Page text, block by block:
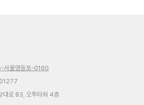
서울영등포-0160
대로 83, 오투타워 4층